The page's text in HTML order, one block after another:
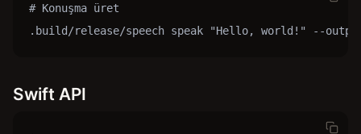
# Konuşma üret
.build/release/speech speak "Hello, world!" --
Swift API